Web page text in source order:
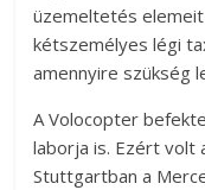
üzemeltetés elemeit
kétszemélyes légi
amennyire szükség
A Volocopter
laborja is. Ezért volt
Stuttgartban a